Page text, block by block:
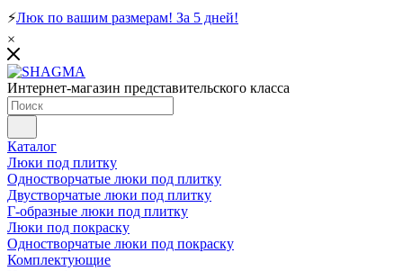
⚡Люк по вашим размерам! За 5 дней!
×
Интернет-магазин представительского класса
Каталог
Люки под плитку
Одностворчатые люки под плитку
Двустворчатые люки под плитку
Г-образные люки под плитку
Люки под покраску
Одностворчатые люки под покраску
Комплектующие